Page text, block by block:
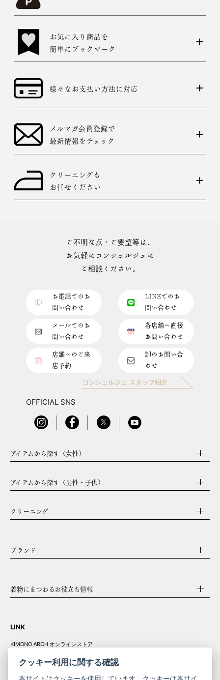
お気に入り商品を
簡単にブックマーク
様々なお支払い方法に対応
メルマガ会員登録で
最新情報をチェック
クリーニングも
お任せください
ご不明な点・ご要望等は、
お気軽にコンシェルジュに
ご相談ください。
お電話でのお
問い合わせ
LINEでのお
問い合わせ
メールでのお
問い合わせ
各店舗へ直接
お問い合わせ
店舗へのご来
店予約
卸のお問い合
わせ
コンシェルジュ スタッフ紹介
OFFICIAL SNS
アイテムから探す（女性）
アイテムから探す（男性・子供）
クリーニング
ブランド
着物にまつわるお役立ち情報
LINK
KIMONO ARCH オンラインストア
クッキー利用に関する確認
本サイトはクッキーを使用しています。クッキーは本サイ